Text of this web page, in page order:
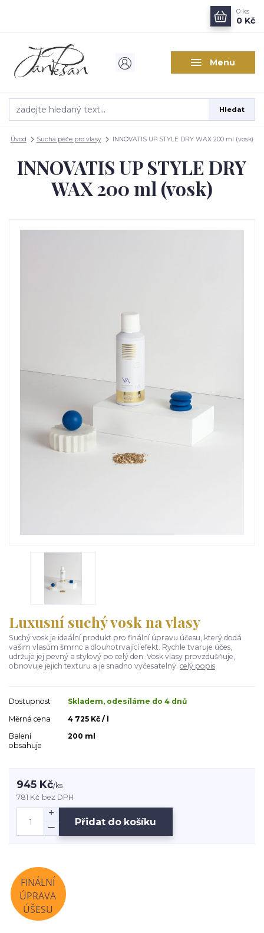
Menu
Hledat
0 ks
0 Kč
Úvod Suchá péče pro vlasy INNOVATIS UP STYLE DRY WAX 200 ml (vosk)
INNOVATIS UP STYLE DRY
WAX 200 ml (vosk)
Luxusní suchý vosk na vlasy
Suchý vosk je ideální produkt pro finální úpravu účesu, který dodá
vašim vlasům šmrnc a dlouhotrvající efekt. Rychle tvaruje účes,
udržuje jej pevný a stylový po celý den. Vosk vlasy provzdušňuje,
obnovuje jejich texturu a je snadno vyčesatelný. celý popis
Dostupnost
Skladem, odesíláme do 4 dnů
Měrná cena
4 725 Kč / l
Balení
obsahuje
200 ml
945 Kč/ks
781 Kč bez DPH
Přidat do košíku